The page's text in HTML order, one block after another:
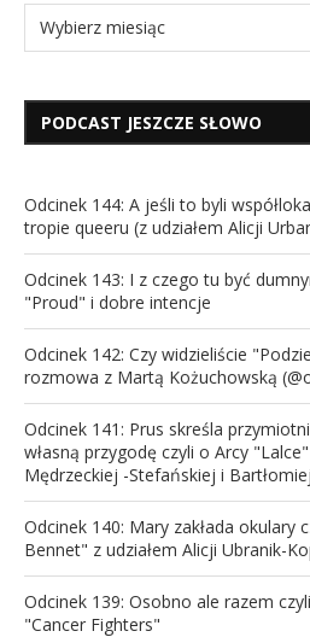
PODCAST JESZCZE SŁOWO
Odcinek 144: A jeśli to byli
tropie queeru (z udziałem Alicji
Odcinek 143: I z czego tu być
"Proud" i dobre intencje
Odcinek 142: Czy widzieliście
rozmowa z Martą Kożuchowską
Odcinek 141: Prus skreśla
własną przygodę czyli o Arcy
Mędrzeckiej -Stefańskiej i
Odcinek 140: Mary zakłada okulary
Bennet" z udziałem Alicji Ubranik-
Odcinek 139: Osobno ale razem
"Cancer Fighters"